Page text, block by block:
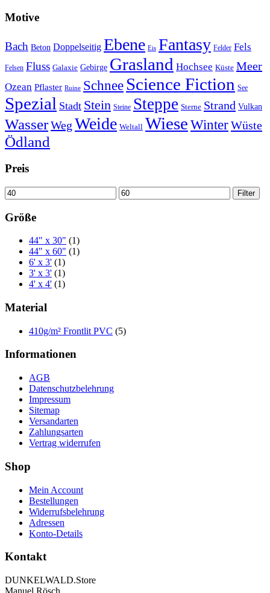
Motive
Bach Beton Doppelseitig Ebene Eis Fantasy Felder Fels
Felsen Fluss Galaxie Gebirge Grasland Hochsee Küste Meer
Ozean Pflaster Ruine Schnee Science Fiction See
Spezial Stadt Stein Steine Steppe Sterne Strand Vulkan
WasserWeg Weide Weltall WieseWinterWüste
Ödland
Preis
Min.
Preis
Max.
Preis
Filter
Größe
44" x 30" (1)
44" x 60" (1)
6' x 3' (1)
3' x 3' (1)
4' x 4' (1)
Material
410g/m² Frontlit PVC (5)
Informationen
AGB
Datenschutzbelehrung
Impressum
Sitemap
Versandarten
Zahlungsarten
Vertrag widerrufen
Shop
Mein Account
Bestellungen
Widerrufsbelehrung
Adressen
Konto-Details
Kontakt
DUNKELWALD.Store
Manuel Rösch